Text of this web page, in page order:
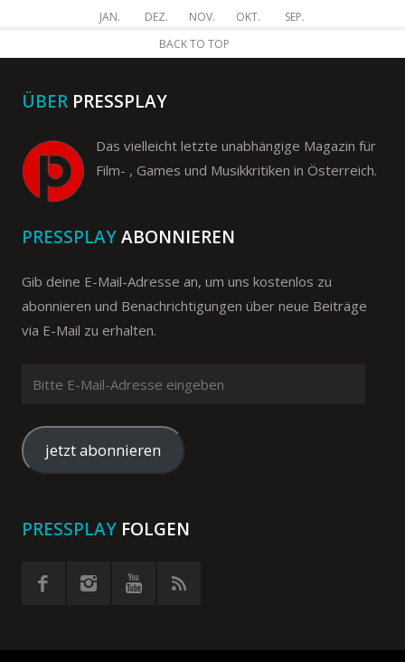
JAN. DEZ. NOV. OKT.
SEP.
BACK TO TOP
ÜBER PRESSPLAY
Das vielleicht letzte unabhängige Magazin für
Film- , Games und Musikkritiken in Österreich.
PRESSPLAYABONNIEREN
Gib deine E-Mail-Adresse an, um uns kostenlos zu
abonnieren und Benachrichtigungen über neue Beiträge
via E-Mail zu erhalten.
Mail-
Adresse
eingeben
jetzt abonnieren
PRESSPLAY FOLGEN